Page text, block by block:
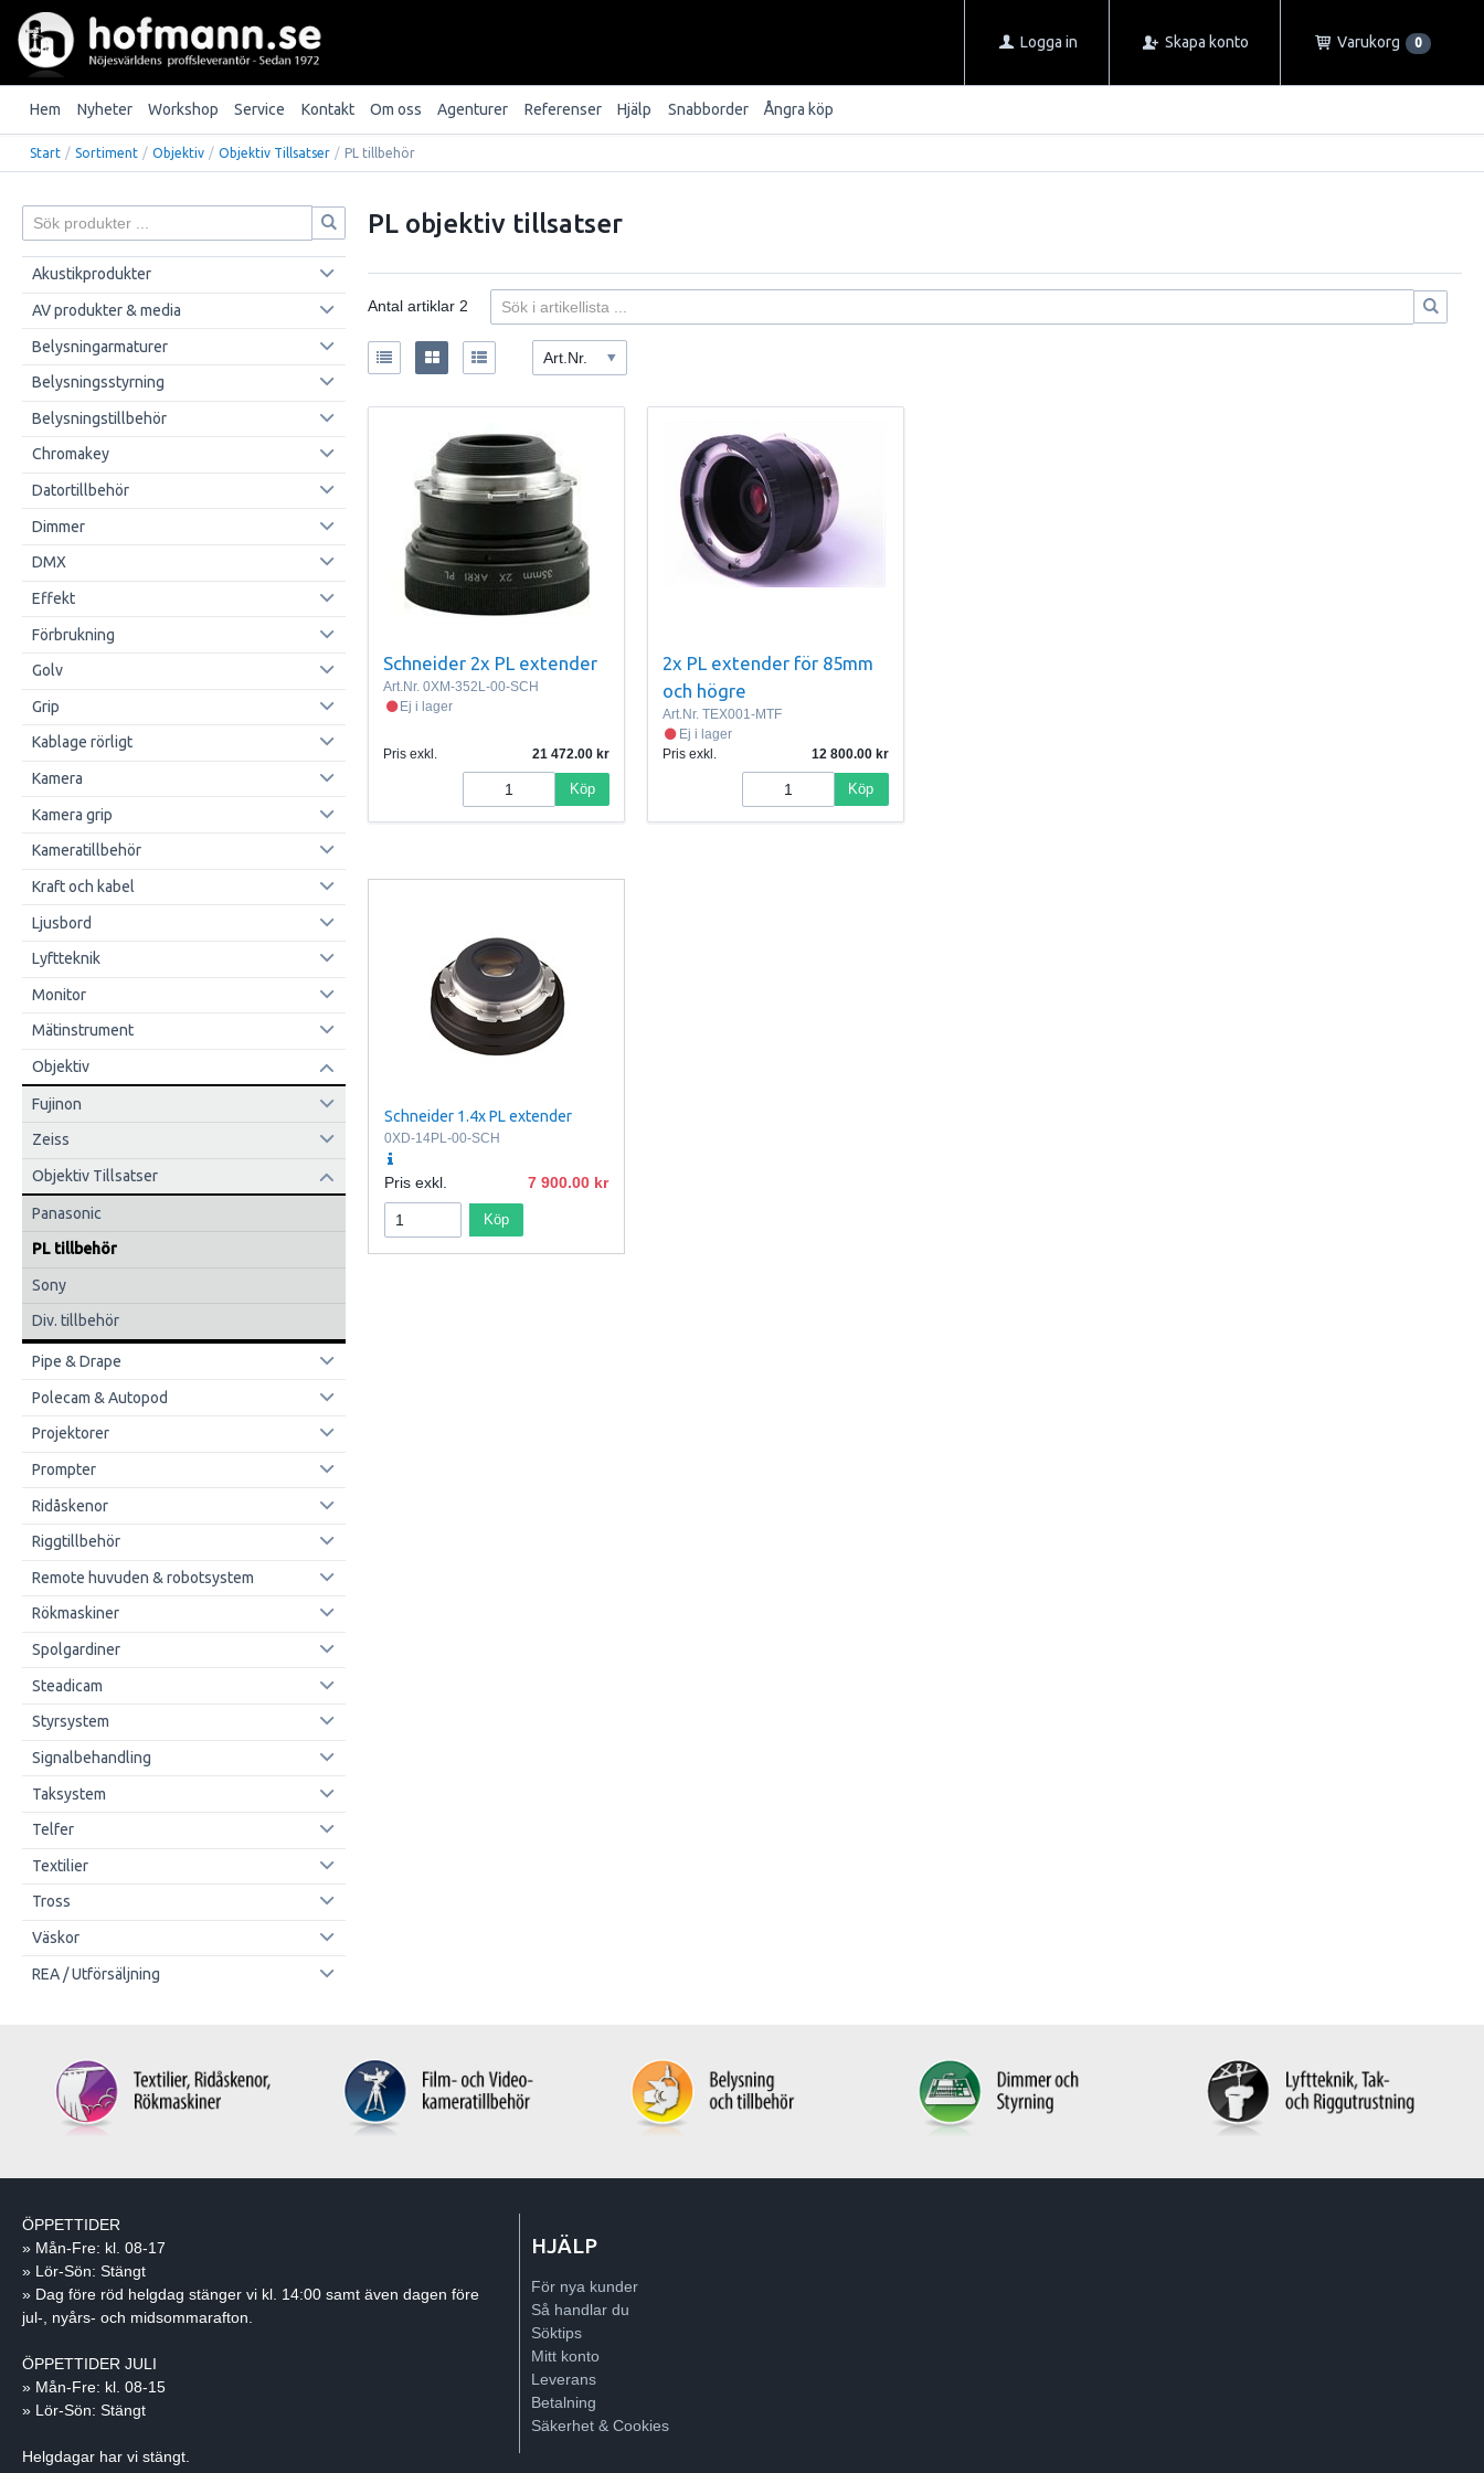
Logga in Skapa konto Varukorg 0
Hem Nyheter Workshop Service Kontakt Om oss Agenturer Referenser Hjälp Snabborder Ångra köp
Start / Sortiment / Objektiv / Objektiv Tillsatser / PL tillbehör
Akustikprodukter
AV produkter & media
Belysningarmaturer
Belysningsstyrning
Belysningstillbehör
Chromakey
Datortillbehör
Dimmer
DMX
Effekt
Förbrukning
Golv
Grip
Kablage rörligt
Kamera
Kamera grip
Kameratillbehör
Kraft och kabel
Ljusbord
Lyftteknik
Monitor
Mätinstrument
Objektiv
Fujinon
Zeiss
Objektiv Tillsatser
Panasonic
PL tillbehör
Sony
Div. tillbehör
Pipe & Drape
Polecam & Autopod
Projektorer
Prompter
Ridåskenor
Riggtillbehör
Remote huvuden & robotsystem
Rökmaskiner
Spolgardiner
Steadicam
Styrsystem
Signalbehandling
Taksystem
Telfer
Textilier
Tross
Väskor
REA / Utförsäljning
PL objektiv tillsatser
Antal artiklar2
Art.Nr.
Schneider 2x PL extender
Art.Nr.0XM-352L-00-SCH
Ej i lager
Pris exkl. 21 472.00
Köp
2x PL extender för 85mm
och högre
Art.Nr. TEX001-MTF
Ej i lager
Pris exkl.
12 800.00
Köp
Schneider 1.4x PL extender
0XD-14PL-00-SCH
Pris exkl. 7 900.00
Köp
ÖPPETTIDER
» Mån-Fre: kl. 08-17
» Lör-Sön: Stängt
» Dag före röd helgdag stänger vi kl. 14:00 samt även dagen före
jul-, nyårs- och midsommarafton.
ÖPPETTIDER JULI
» Mån-Fre: kl. 08-15
» Lör-Sön: Stängt
Helgdagar har vi stängt.
HJÄLP
För nya kunder
Så handlar du
Söktips
Mitt konto
Leverans
Betalning
Säkerhet & Cookies